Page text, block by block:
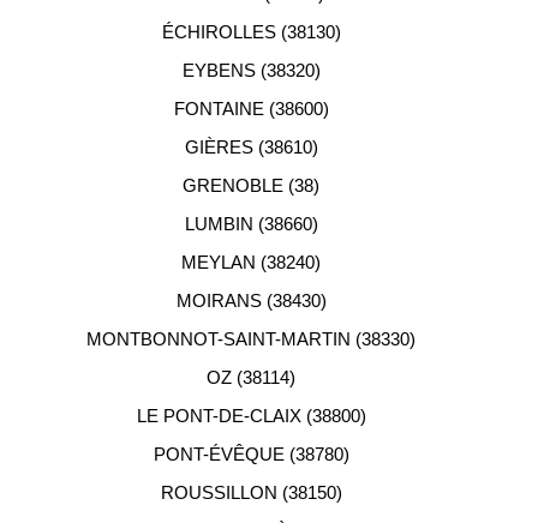
ÉCHIROLLES (38130)
EYBENS (38320)
FONTAINE (38600)
GIÈRES (38610)
GRENOBLE (38)
LUMBIN (38660)
MEYLAN (38240)
MOIRANS (38430)
MONTBONNOT-SAINT-MARTIN (38330)
OZ (38114)
LE PONT-DE-CLAIX (38800)
PONT-ÉVÊQUE (38780)
ROUSSILLON (38150)